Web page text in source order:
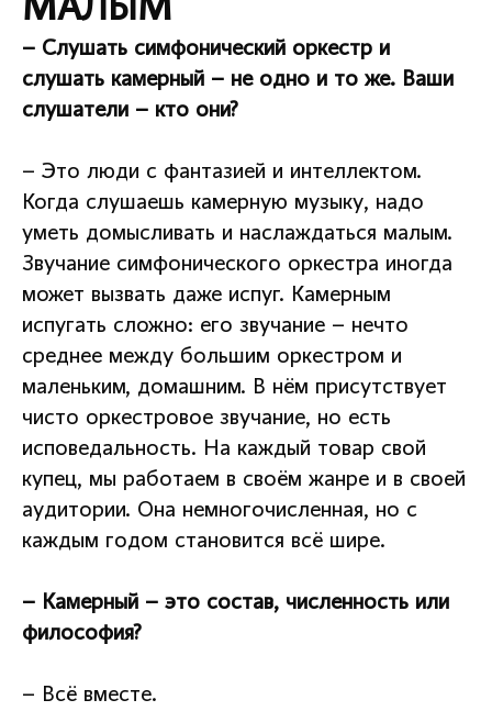
МАЛЫМ
– Слушать симфонический оркестр и
слушать камерный – не одно и то же. Ваши
слушатели – кто они?
– Это люди с фантазией и интеллектом.
Когда слушаешь камерную музыку, надо
уметь домысливать и наслаждаться малым.
Звучание симфонического оркестра иногда
может вызвать даже испуг. Камерным
испугать сложно: его звучание – нечто
среднее между большим оркестром и
маленьким, домашним. В нём присутствует
чисто оркестровое звучание, но есть
исповедальность. На каждый товар свой
купец, мы работаем в своём жанре и в своей
аудитории. Она немногочисленная, но с
каждым годом становится всё шире.
– Камерный – это состав, численность или
философия?
– Всё вместе.